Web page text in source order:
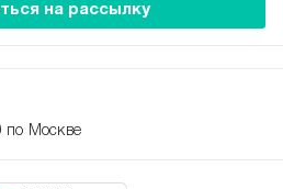
на рассылку
по Москве